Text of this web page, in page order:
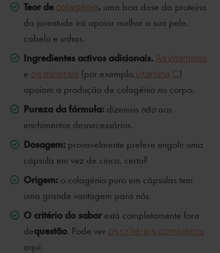
Teor de colagénio. uma boa dose da proteína
da juventude irá apoiar melhor a sua pele,
cabelo e unhas.
Ingredientes activos adicionais. As vitaminas
e os minerais (por exemplo,vitamina C)
apoiam a produção de colagénio no corpo.
Pureza da fórmula: dizemos nãoaos
enchimentos desnecessários.
Dosagem: provavelmente prefere engolir uma
cápsula em vez de cinco, certo?
Origem: o colagénio puro em cápsulas tem
uma grande vantagem para nós.
O critério do saborestá completamente fora
dequestão. Pode ver os critérios completos
aqui.